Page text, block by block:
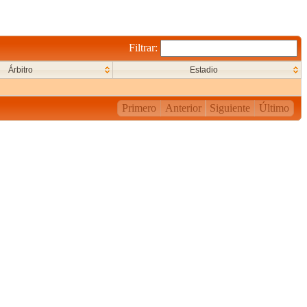
Filtrar:
Árbitro Estadio
Primero Anterior Siguiente Último